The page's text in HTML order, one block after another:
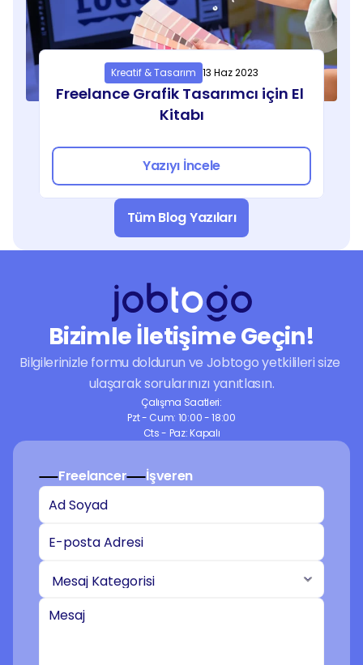
Kreatif & Tasarım 13 Haz 2023
Freelance Grafik Tasarımcı için El
Kitabı
Yazıyı İncele
Tüm Blog Yazıları
Bizimle İletişime Geçin!
Bilgilerinizle formu doldurun ve Jobtogo yetkilileri size
ulaşarak sorularınızı yanıtlasın.
Çalışma Saatleri:
Pzt - Cum: 10:00 - 18:00
Cts - Paz: Kapalı
Freelancer İşveren